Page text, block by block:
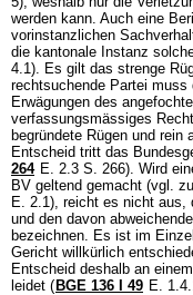
werden kann. Auch eine
vorinstanzlichen
die kantonale Instanz
4.1). Es gilt das strenge
rechtsuchende Partei muss
Erwägungen des
verfassungsmässiges
begründete Rügen und
Entscheid tritt das
264 E. 2.3 S. 266). Wird
BV geltend gemacht (vgl.
E. 2.1), reicht es nicht aus,
und den davon
bezeichnen. Es ist im
Gericht willkürlich
Entscheid deshalb an
leidet ( BGE 136 I 49 E.